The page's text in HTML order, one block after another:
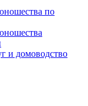
по
и домоводство